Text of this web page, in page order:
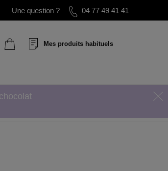
Une question ? 04 77 49 41 41
Mes produits habituels